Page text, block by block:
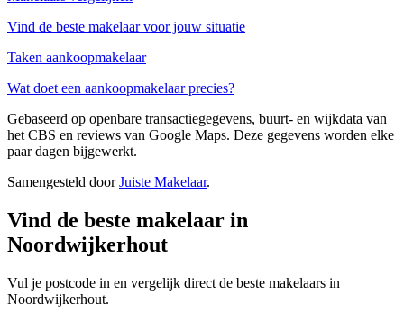
Vind de beste makelaar voor jouw situatie
Taken aankoopmakelaar
Wat doet een aankoopmakelaar precies?
Gebaseerd op openbare transactiegegevens, buurt- en wijkdata van
het CBS en reviews van Google Maps. Deze gegevens worden elke
paar dagen bijgewerkt.
Samengesteld doorJuiste Makelaar.
Vind de beste makelaar in
Noordwijkerhout
Vul je postcode in en vergelijk direct de beste makelaars in
Noordwijkerhout.